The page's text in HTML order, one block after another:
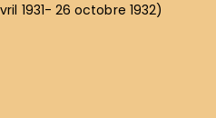
1931- 26 octobre 1932)